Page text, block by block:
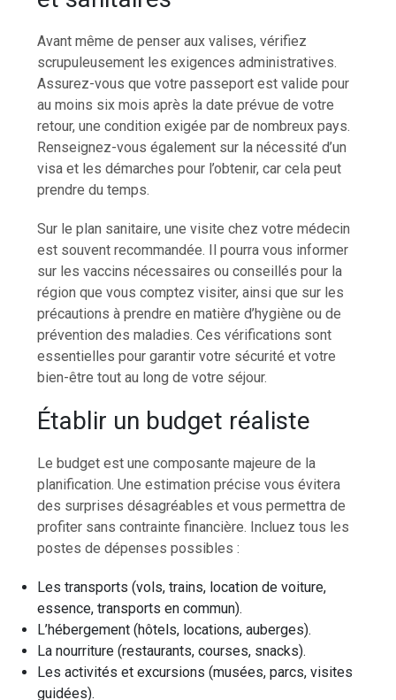
Avant même de penser aux valises, vérifiez
scrupuleusement les exigences administratives.
Assurez-vous que votre passeport est valide pour
au moins six mois après la date prévue de votre
retour, une condition exigée par de nombreux pays.
Renseignez-vous également sur la nécessité d’un
visa et les démarches pour l’obtenir, car cela peut
prendre du temps.
Sur le plan sanitaire, une visite chez votre médecin
est souvent recommandée. Il pourra vous informer
sur les vaccins nécessaires ou conseillés pour la
région que vous comptez visiter, ainsi que sur les
précautions à prendre en matière d’hygiène ou de
prévention des maladies. Ces vérifications sont
essentielles pour garantir votre sécurité et votre
bien-être tout au long de votre séjour.
Établir un budget réaliste
Le budget est une composante majeure de la
planification. Une estimation précise vous évitera
des surprises désagréables et vous permettra de
profiter sans contrainte financière. Incluez tous les
postes de dépenses possibles :
Les transports (vols, trains, location de voiture,
essence, transports en commun).
L’hébergement (hôtels, locations, auberges).
La nourriture (restaurants, courses, snacks).
Les activités et excursions (musées, parcs, visites
guidées).